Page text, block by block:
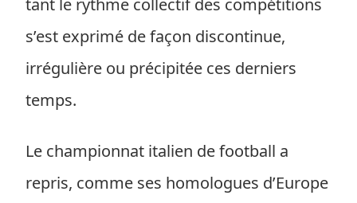
tant le rythme collectif des compétitions
s’est exprimé de façon discontinue,
irrégulière ou précipitée ces derniers
temps.
Le championnat italien de football a
repris, comme ses homologues d’Europe